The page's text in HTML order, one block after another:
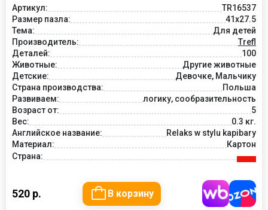
Артикул:
TR16537
Размер пазла:
41x27.5
Тема:
Для детей
Производитель:
Trefl
Деталей:
100
Животные:
Другие животные
Детские:
Девочке, Мальчику
Страна производства:
Польша
Развиваем:
логику, сообразительность
Возраст от:
5
Вес:
0.3 кг.
Английское название:
Relaks w stylu kapibary
Материал:
Картон
Страна:
520 р. В корзину